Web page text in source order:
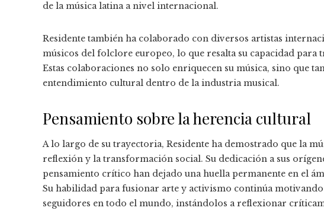
de la música latina a nivel internacional.
Residente también ha colaborado con diversos artistas
músicos del folclore europeo, lo que resalta su capacidad para
Estas colaboraciones no solo enriquecen su música, sino que
entendimiento cultural dentro de la industria musical.
Pensamiento sobre la herencia cultural
A lo largo de su trayectoria, Residente ha demostrado que la
reflexión y la transformación social. Su dedicación a sus
pensamiento crítico han dejado una huella permanente en el
Su habilidad para fusionar arte y activismo continúa
seguidores en todo el mundo, instándolos a reflexionar